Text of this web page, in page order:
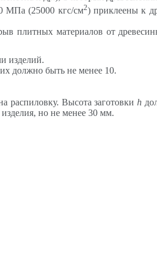
МПа (25000 кгс/см2) приклеены к
плитных материалов от
изделий.
должно быть не менее 10.
распиловку. Высота заготовкиh
но не менее 30 мм.